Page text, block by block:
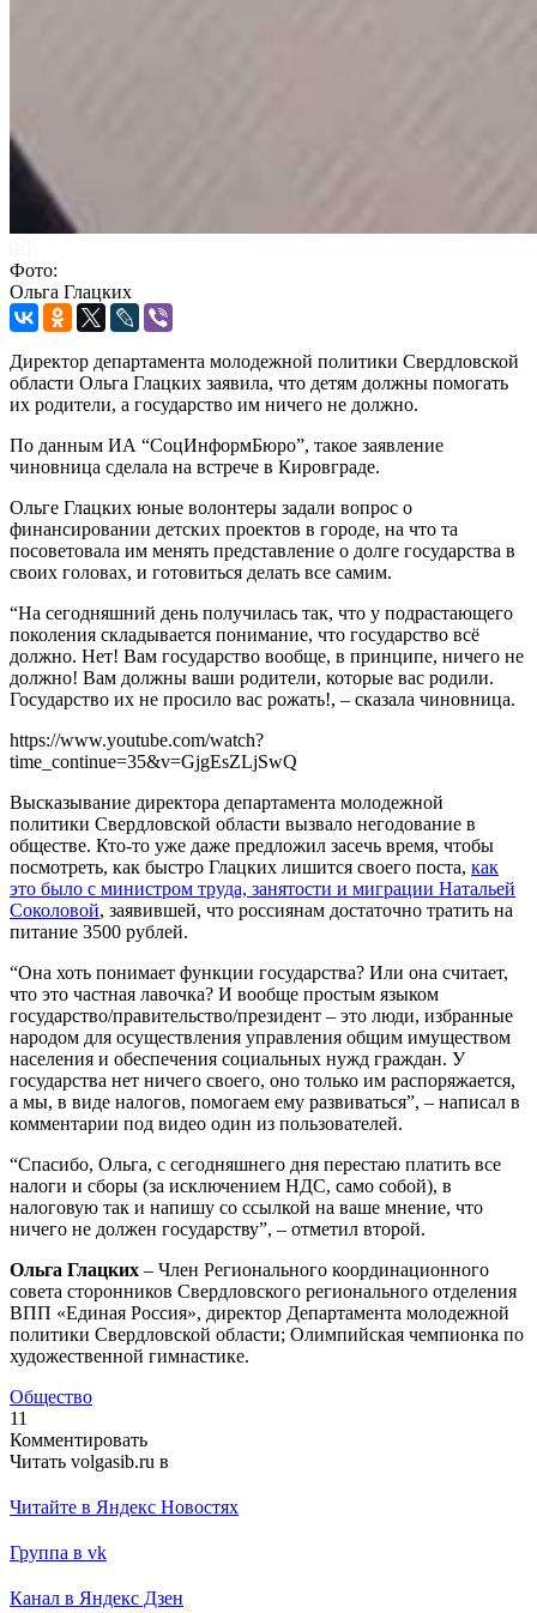
Фото:
Ольга Глацких
Директор департамента молодежной политики Свердловской
области Ольга Глацких заявила, что детям должны помогать
их родители, а государство им ничего не должно.
По данным ИА “СоцИнформБюро”, такое заявление
чиновница сделала на встрече в Кировграде.
Ольге Глацких юные волонтеры задали вопрос о
финансировании детских проектов в городе, на что та
посоветовала им менять представление о долге государства в
своих головах, и готовиться делать все самим.
“На сегодняшний день получилась так, что у подрастающего
поколения складывается понимание, что государство всё
должно. Нет! Вам государство вообще, в принципе, ничего не
должно! Вам должны ваши родители, которые вас родили.
Государство их не просило вас рожать!, – сказала чиновница.
https://www.youtube.com/watch?
time_continue=35&v=GjgEsZLjSwQ
Высказывание директора департамента молодежной
политики Свердловской области вызвало негодование в
обществе. Кто-то уже даже предложил засечь время, чтобы
посмотреть, как быстро Глацких лишится своего поста, как
это было с министром труда, занятости и миграции Натальей
Соколовой, заявившей, что россиянам достаточно тратить на
питание 3500 рублей.
“Она хоть понимает функции государства? Или она считает,
что это частная лавочка? И вообще простым языком
государство/правительство/президент – это люди, избранные
народом для осуществления управления общим имуществом
населения и обеспечения социальных нужд граждан. У
государства нет ничего своего, оно только им распоряжается,
а мы, в виде налогов, помогаем ему развиваться”, – написал в
комментарии под видео один из пользователей.
“Спасибо, Ольга, с сегодняшнего дня перестаю платить все
налоги и сборы (за исключением НДС, само собой), в
налоговую так и напишу со ссылкой на ваше мнение, что
ничего не должен государству”, – отметил второй.
Ольга Глацких – Член Регионального координационного
совета сторонников Свердловского регионального отделения
ВПП «Единая Россия», директор Департамента молодежной
политики Свердловской области; Олимпийская чемпионка по
художественной гимнастике.
Общество
11
Комментировать
Читать volgasib.ru в
Читайте в Яндекс Новостях
Группа в vk
Канал в Яндекс Дзен